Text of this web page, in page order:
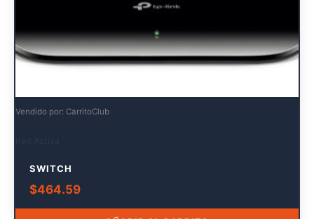
Vendido por: CarritoClub
SWITCH
$464.59